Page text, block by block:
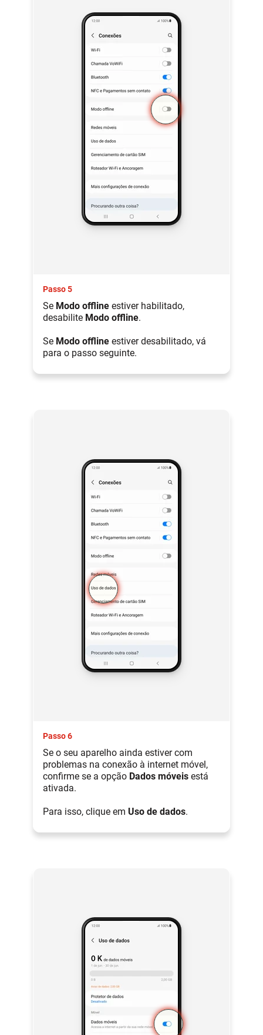
Passo 5
Se Modo offline estiver habilitado,
desabilite Modo offline.
Se Modo offline estiver desabilitado, vá
para o passo seguinte.
Passo 6
Se o seu aparelho ainda estiver com
problemas na conexão à internet móvel,
confirme se a opção Dados móveis está
ativada.
Para isso, clique em Uso de dados.